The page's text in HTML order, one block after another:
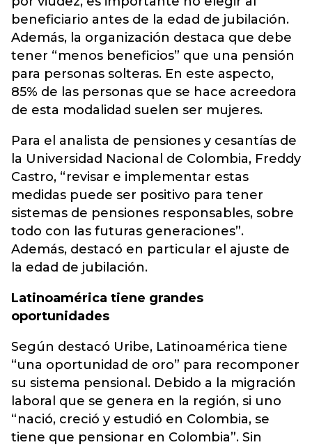
beneficiario antes de la edad de jubilación.
Además, la organización destaca que debe
tener “menos beneficios” que una pensión
para personas solteras. En este aspecto,
85% de las personas que se hace acreedora
de esta modalidad suelen ser mujeres.
Para el analista de pensiones y cesantías de
la Universidad Nacional de Colombia, Freddy
Castro, “revisar e implementar estas
medidas puede ser positivo para tener
sistemas de pensiones responsables, sobre
todo con las futuras generaciones”.
Además, destacó en particular el ajuste de
la edad de jubilación.
Latinoamérica tiene grandes
oportunidades
Según destacó Uribe, Latinoamérica tiene
“una oportunidad de oro” para recomponer
su sistema pensional. Debido a la migración
laboral que se genera en la región, si uno
“nació, creció y estudió en Colombia, se
tiene que pensionar en Colombia”. Sin